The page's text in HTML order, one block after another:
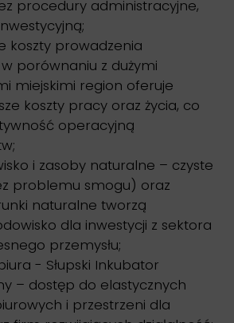
procedury administracyjne,
koszty prowadzenia
w porównaniu z dużymi
miejskimi region oferuje
koszty pracy oraz życia, co
operacyjną
i zasoby naturalne – czyste
problemu smogu) oraz
naturalne tworzą
dla inwestycji z sektora
przemysłu;
- Słupski Inkubator
– dostęp do elastycznych
i przestrzeni dla